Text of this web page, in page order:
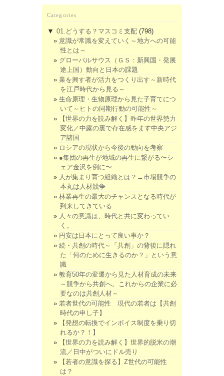
Categories
▼ 01.どうする？マスコミ支配 (798)
意識が常識を変えていく～地方への可能
性とは～
グローバルサウス（ＧＳ：新興国・発展
途上国）動向と日本の課題
業を興す者が活力をつくり出す～新時代
を江戸時代から見る～
生命原理・生物原理から見た子育てにつ
いて～ヒトの同期行動の可能性～
【世界の力を読み解く】昨年の世界勢力
変化／中露の裏で存在感をます中央アジ
ア諸国
ロシアの現状から今後の動向を考察
●集団の再生が地域の再生に繋がる〜シ
ェア金沢を例に〜
人が集まり育つ組織とは？→市場競争の
本丸は人材競争
林業再生の最大のチャンスとなる時代が
到来してきている
人々の意識は、時代と共に変わってい
く。
円安は日本にとって良い事か？
続・共創の時代～「共創」の背後に隠れ
た「何のために生きるのか？」という意
識
教育50年の変遷から見た人材育成の未来
～競争から共創へ。これからの企業に必
要なのは共創人材～
若者世代の可能性 現代の若者は【共創
時代の申し子】
【発想の転換でインボイス制度を乗り切
れるか？！】
【世界の力を読み解く】世界的脱米の潮
流／日中がついにドル売り
【若者の意識を探る】Z世代の可能性
は？